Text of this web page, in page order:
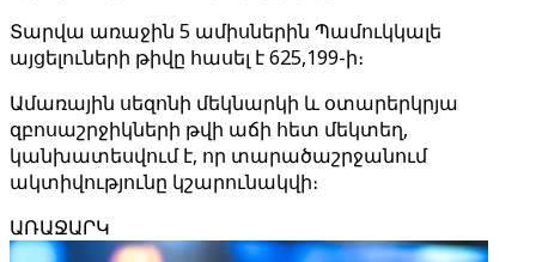
Տարվա առաջին 5 ամիսներին Պամուկկալե
այցելուների թիվը հասել է 625,199-ի։
Ամառային սեզոնի մեկնարկի և օտարերկրյա
զբոսաշրջիկների թվի աճի հետ մեկտեղ,
կանխատեսվում է, որ տարածաշրջանում
ակտիվությունը կշարունակվի։
ԱՌԱՋԱՐԿ